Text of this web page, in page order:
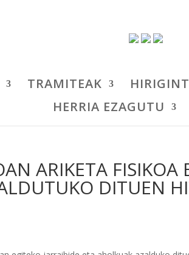
TRAMITEAK
HERRIA EZAGUTU
ARIKETA FISIKOA
DITUEN